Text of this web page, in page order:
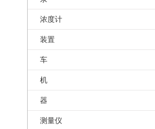
浓度计
装置
车
机
器
测量仪